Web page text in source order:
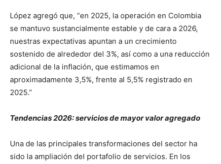
López agregó que, “en 2025, la operación en Colombia
se mantuvo sustancialmente estable y de cara a 2026,
nuestras expectativas apuntan a un crecimiento
sostenido de alrededor del 3%, así como a una reducción
adicional de la inflación, que estimamos en
aproximadamente 3,5%, frente al 5,5% registrado en
2025.”
Tendencias 2026: servicios de mayor valor agregado
Una de las principales transformaciones del sector ha
sido la ampliación del portafolio de servicios. En los